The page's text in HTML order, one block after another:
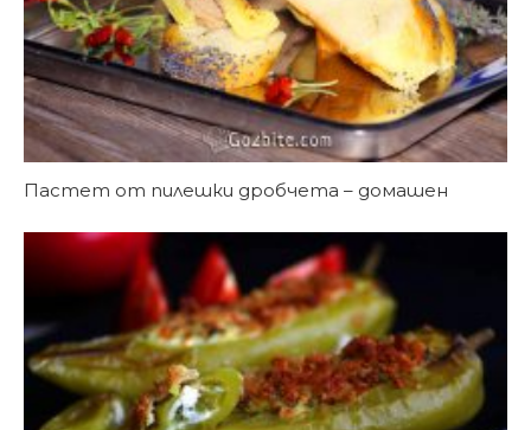
Пастет от пилешки дробчета – домашен